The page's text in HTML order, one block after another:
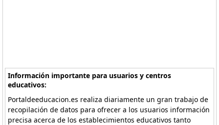
Información importante para usuarios y centros
educativos:
Portaldeeducacion.es realiza diariamente un gran trabajo de
recopilación de datos para ofrecer a los usuarios información
precisa acerca de los establecimientos educativos tanto